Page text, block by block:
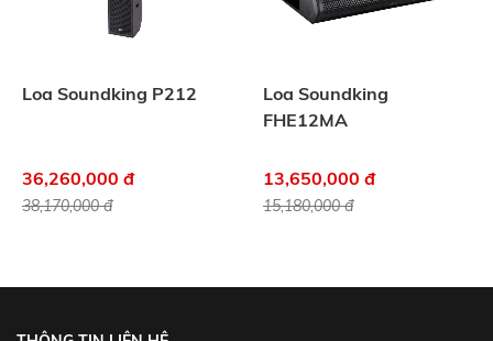
Loa Soundking P212
36,260,000 đ
38,170,000 đ
Loa Soundking
FHE12MA
13,650,000 đ
15,180,000 đ